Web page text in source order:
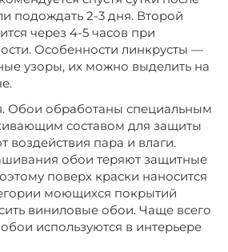
подождать 2-3 дня. Второй
через 4-5 часов при
Особенности линкрусты —
узоры, их можно выделить на
Обои обработаны специальным
составом для защиты
воздействия пара и влаги.
обои теряют защитные
поверх краски наносится
моющихся покрытий
виниловые обои. Чаще всего
используются в интерьере